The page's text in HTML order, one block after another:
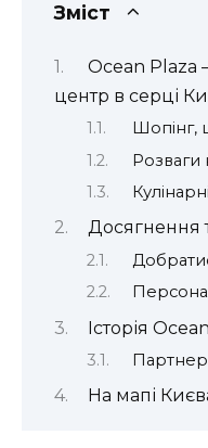
Зміст
Ocean Plaza
центр в серці
Шопінг,
Розваги
Досягнення
Історія
На мапі